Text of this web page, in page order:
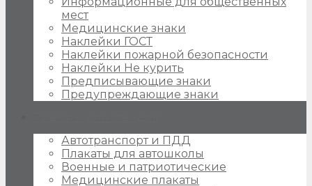
мест
Медицинские знаки
Наклейки ГОСТ
Наклейки пожарной безопасности
Наклейки Не курить
Предписывающие знаки
Предупреждающие знаки
Автотранспорт и ПДД
Плакаты для автошколы
Военные и патриотические
Медицинские плакаты